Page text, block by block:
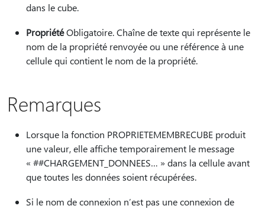
dans le cube.
PropriétéObligatoire. Chaîne de texte qui représente le
nom de la propriété renvoyée ou une référence à une
cellule qui contient le nom de la propriété.
Remarques
Lorsque la fonction PROPRIETEMEMBRECUBE produit
une valeur, elle affiche temporairement le message
« ##CHARGEMENT_DONNEES… » dans la cellule avant
que toutes les données soient récupérées.
Si le nom de connexion n’est pas une connexion de